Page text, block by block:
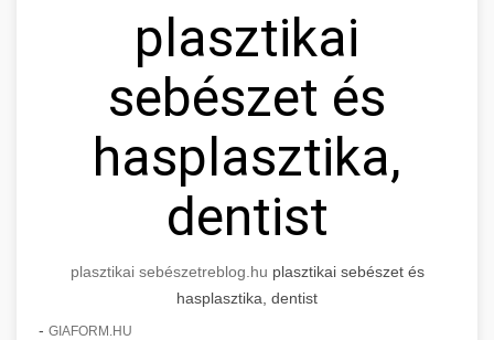
plasztikai
sebészet és
hasplasztika,
dentist
plasztikai sebészetreblog.hu plasztikai sebészet és
hasplasztika, dentist
- GIAFORM.HU